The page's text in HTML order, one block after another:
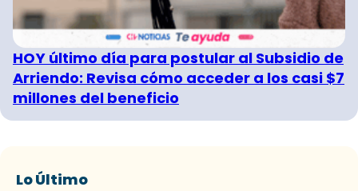
HOY último día para postular al Subsidio de
Arriendo: Revisa cómo acceder a los casi $7
millones del beneficio
Lo Último